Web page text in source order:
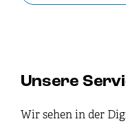
Unsere
Wir sehen in der